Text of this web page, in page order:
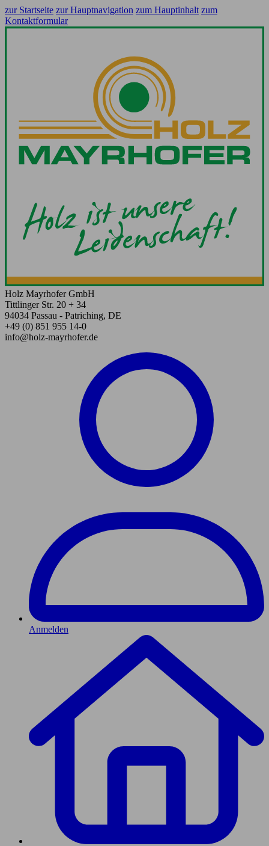
zur Startseite zur Hauptnavigation zum Hauptinhalt zum
Kontaktformular
Holz Mayrhofer GmbH
Tittlinger Str. 20 + 34
94034 Passau - Patriching, DE
+49 (0) 851 955 14-0
info@holz-mayrhofer.de
Anmelden